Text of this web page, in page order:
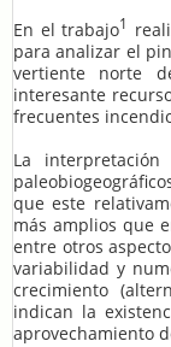
En el trabajo1
para analizar el
vertiente norte
interesante
frecuentes
La
que este
más amplios que
entre otros
variabilidad y
crecimiento
indican la
aprovechamiento